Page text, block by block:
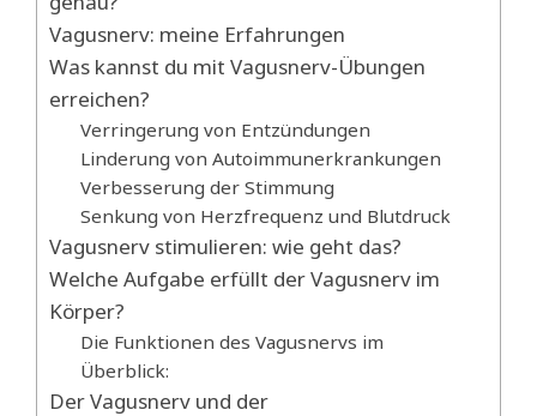
Vagusnerv: meine Erfahrungen
Was kannst du mit Vagusnerv-Übungen
erreichen?
Verringerung von Entzündungen
Linderung von Autoimmunerkrankungen
Verbesserung der Stimmung
Senkung von Herzfrequenz und Blutdruck
Vagusnerv stimulieren: wie geht das?
Welche Aufgabe erfüllt der Vagusnerv im
Körper?
Die Funktionen des Vagusnervs im
Überblick:
Der Vagusnerv und der